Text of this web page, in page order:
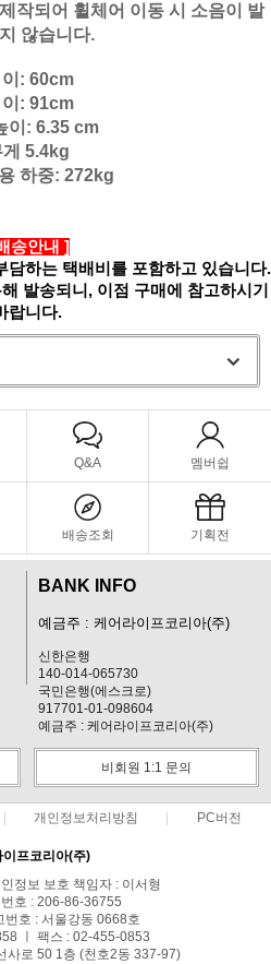
작되어 휠체어 이동 시 소음이 발
않습니다.
이: 60cm
이: 91cm
이: 6.35 cm
게 5.4kg
하중: 272kg
송안내 ]
담하는 택배비를 포함하고 있습니다.
발송되니, 이점 구매에 참고하시기
랍니다.
Q&A 멤버쉽
배송조회 기획전
BANK INFO
예금주 : 케어라이프코리아(주)
신한은행
140-014-065730
국민은행(에스크로)
917701-01-098604
예금주 : 케어라이프코리아(주)
비회원 1:1 문의
개인정보처리방침 PC버전
이프코리아(주)
정보 보호 책임자 : 이서형
호 : 206-86-36755
번호 : 서울강동 0668호
ㅣ 팩스 : 02-455-0853
사로 50 1층 (천호2동 337-97)